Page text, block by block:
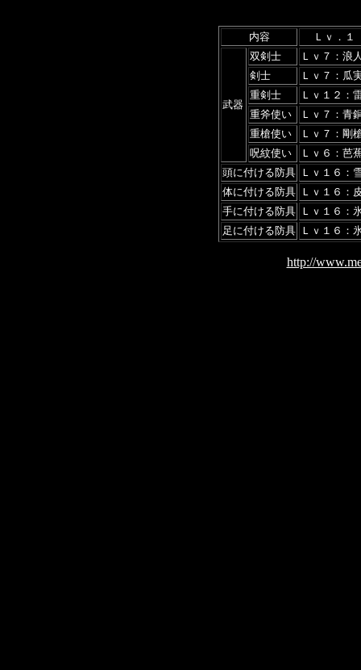
内容 Ｌｖ．
武器
双剣士
Ｌｖ７：浪
剣士
Ｌｖ７：瓜
重剣士
Ｌｖ１２：
重斧使い
Ｌｖ７：青
重槍使い
Ｌｖ７：剛
呪紋使い
Ｌｖ６：芭
頭に付ける防具 Ｌｖ１６：
体に付ける防具 Ｌｖ１６：
手に付ける防具 Ｌｖ１６：
足に付ける防具 Ｌｖ１６：
http://